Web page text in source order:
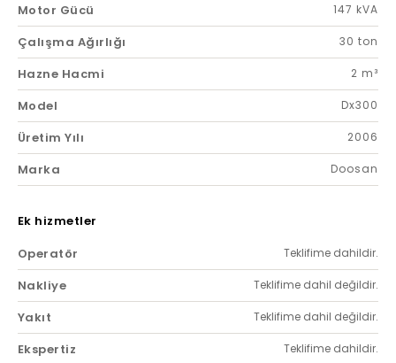
Motor Gücü 147 kVA
Çalışma Ağırlığı 30 ton
Hazne Hacmi 2 m³
Model Dx300
Üretim Yılı 2006
Marka Doosan
Ek hizmetler
Operatör
Teklifime dahildir.
Nakliye Teklifime dahil değildir.
Yakıt Teklifime dahil değildir.
Ekspertiz Teklifime dahildir.